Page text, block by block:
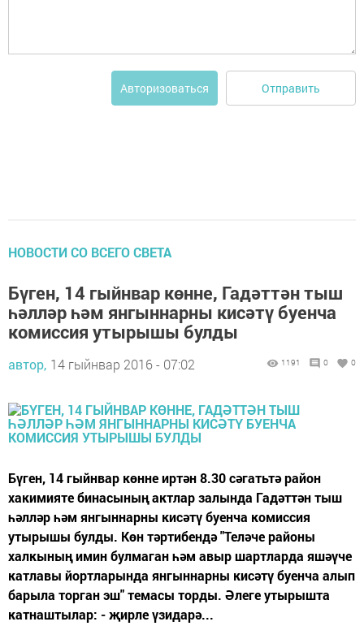
Авторизоваться Отправить
НОВОСТИ СО ВСЕГО СВЕТА
Бүген, 14 гыйнвар көнне, Гадәттән тыш
һәлләр һәм янгыннарны кисәтү буенча
комиссия утырышы булды
автор, 14 гыйнвар 2016 - 07:02 1191 0 0
Бүген, 14 гыйнвар көнне иртән 8.30 сәгатьтә район
хакимияте бинасының актлар залында Гадәттән тыш
һәлләр һәм янгыннарны кисәтү буенча комиссия
утырышы булды. Көн тәртибендә "Теләче районы
халкының имин булмаган һәм авыр шартларда яшәүче
катлавы йортларында янгыннарны кисәтү буенча алып
барыла торган эш" темасы торды. Әлеге утырышта
катнаштылар: - җирле үзидарә...